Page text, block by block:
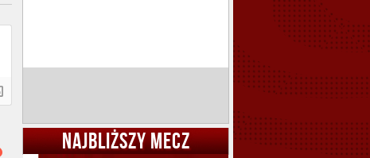
NAJBLIŻSZY MECZ